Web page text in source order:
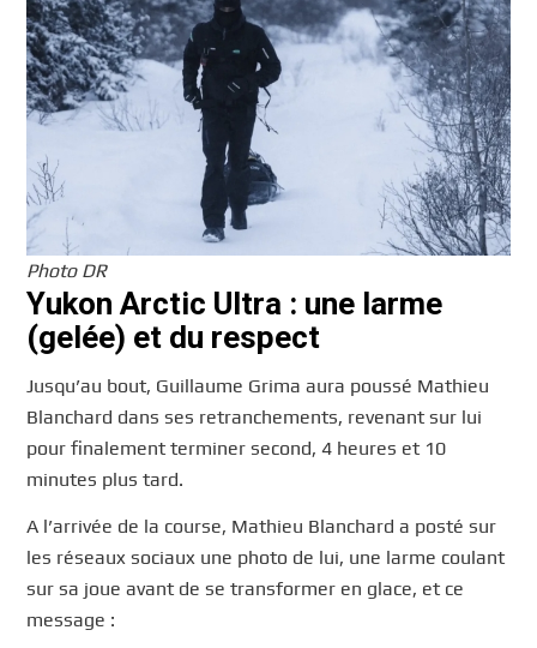
Photo DR
Yukon Arctic Ultra : une larme
(gelée) et du respect
Jusqu’au bout, Guillaume Grima aura poussé Mathieu
Blanchard dans ses retranchements, revenant sur lui
pour finalement terminer second, 4 heures et 10
minutes plus tard.
A l’arrivée de la course, Mathieu Blanchard a posté sur
les réseaux sociaux une photo de lui, une larme coulant
sur sa joue avant de se transformer en glace, et ce
message :